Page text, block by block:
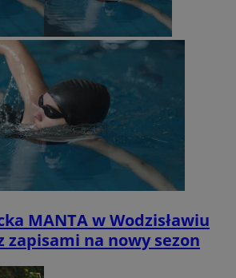
MANTA w Wodzisławiu
zapisami na nowy sezon